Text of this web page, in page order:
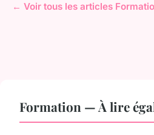
← Voir tous les articles
Formation — À lire